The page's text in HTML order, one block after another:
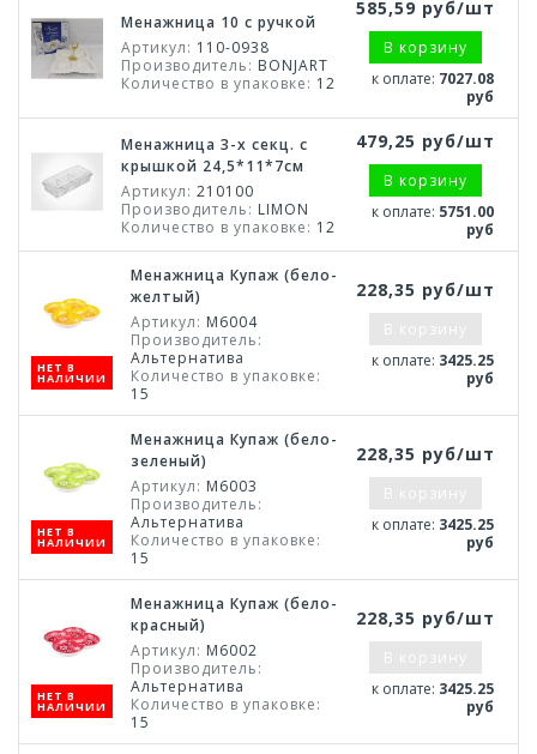
Менажница 10 с ручкой
Артикул: 110-0938
Производитель: BONJART
Количество в упаковке: 12
585,59 руб/шт
В корзину
к оплате: 7027.08
руб
Менажница 3-х секц. с
крышкой 24,5*11*7см
Артикул: 210100
Производитель: LIMON
Количество в упаковке: 12
479,25 руб/шт
В корзину
к оплате: 5751.00
руб
НЕТ В
НАЛИЧИИ
Менажница Купаж (бело-
желтый)
Артикул: М6004
Производитель:
Альтернатива
Количество в упаковке:
15
228,35 руб/шт
В корзину
к оплате: 3425.25
руб
НЕТ В
НАЛИЧИИ
Менажница Купаж (бело-
зеленый)
Артикул: М6003
Производитель:
Альтернатива
Количество в упаковке:
15
228,35 руб/шт
В корзину
к оплате: 3425.25
руб
НЕТ В
НАЛИЧИИ
Менажница Купаж (бело-
красный)
Артикул: М6002
Производитель:
Альтернатива
Количество в упаковке:
15
228,35 руб/шт
В корзину
к оплате: 3425.25
руб